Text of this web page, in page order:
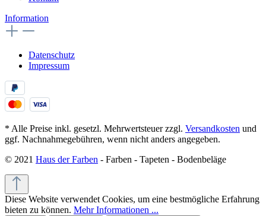
Information
Datenschutz
Impressum
* Alle Preise inkl. gesetzl. Mehrwertsteuer zzgl. Versandkosten und
ggf. Nachnahmegebühren, wenn nicht anders angegeben.
© 2021 Haus der Farben - Farben - Tapeten - Bodenbeläge
Diese Website verwendet Cookies, um eine bestmögliche Erfahrung
bieten zu können. Mehr Informationen ...